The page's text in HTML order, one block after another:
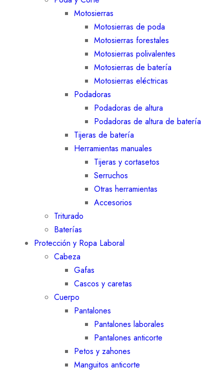
Motosierras
Motosierras de poda
Motosierras forestales
Motosierras polivalentes
Motosierras de batería
Motosierras eléctricas
Podadoras
Podadoras de altura
Podadoras de altura de batería
Tijeras de batería
Herramientas manuales
Tijeras y cortasetos
Serruchos
Otras herramientas
Accesorios
Triturado
Baterías
Protección y Ropa Laboral
Cabeza
Gafas
Cascos y caretas
Cuerpo
Pantalones
Pantalones laborales
Pantalones anticorte
Petos y zahones
Manguitos anticorte